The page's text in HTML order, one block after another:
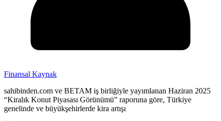
Finansal Kaynak
sahibinden.com ve BETAM iş birliğiyle yayımlanan Haziran 2025
“Kiralık Konut Piyasası Görünümü” raporuna göre, Türkiye
genelinde ve büyükşehirlerde kira artışı